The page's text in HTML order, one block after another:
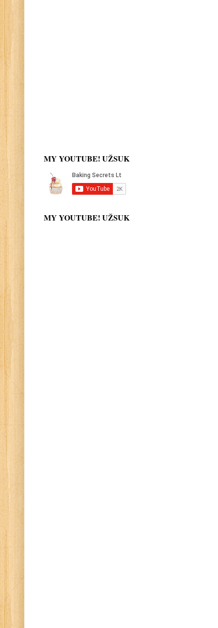
MY YOUTUBE! UŽSUK
MY YOUTUBE! UŽSUK